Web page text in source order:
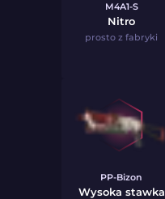
M4A1-S
Nitro
prosto z fabryki
PP-Bizon
Wysoka stawka